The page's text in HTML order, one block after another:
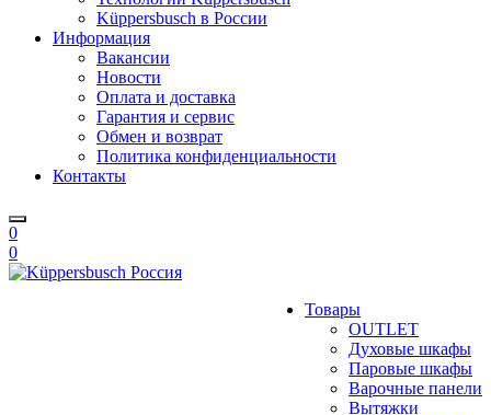
Küppersbusch в России
Информация
Вакансии
Новости
Оплата и доставка
Гарантия и сервис
Обмен и возврат
Политика конфиденциальности
Контакты
0
0
Товары
OUTLET
Духовые шкафы
Паровые шкафы
Варочные панели
Вытяжки